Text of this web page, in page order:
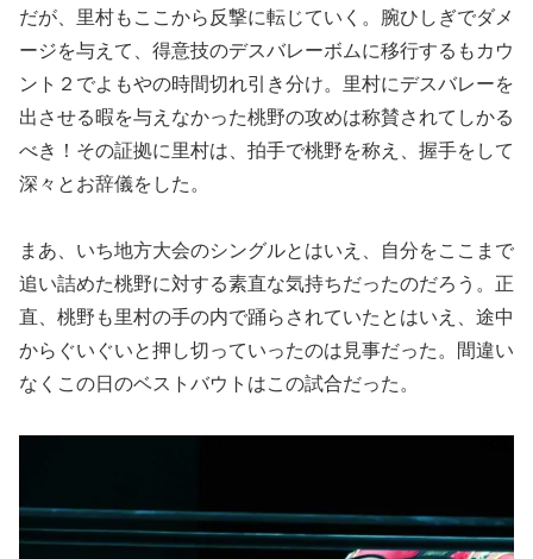
だが、里村もここから反撃に転じていく。腕ひしぎでダメ
ージを与えて、得意技のデスバレーボムに移行するもカウ
ント２でよもやの時間切れ引き分け。里村にデスバレーを
出させる暇を与えなかった桃野の攻めは称賛されてしかる
べき！その証拠に里村は、拍手で桃野を称え、握手をして
深々とお辞儀をした。
まあ、いち地方大会のシングルとはいえ、自分をここまで
追い詰めた桃野に対する素直な気持ちだったのだろう。正
直、桃野も里村の手の内で踊らされていたとはいえ、途中
からぐいぐいと押し切っていったのは見事だった。間違い
なくこの日のベストバウトはこの試合だった。